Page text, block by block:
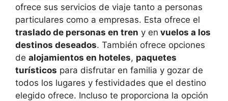
ofrece sus servicios de viaje tanto a personas
particulares como a empresas. Esta ofrece el
traslado de personas en tren y en vuelos a los
destinos deseados. También ofrece opciones
de alojamientos en hoteles, paquetes
turísticos para disfrutar en familia y gozar de
todos los lugares y festividades que el destino
elegido ofrece. Incluso te proporciona la opción